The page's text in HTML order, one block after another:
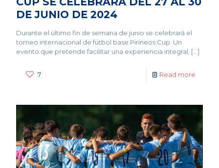
DE JUNIO DE 2024
Durante el último fin de semana de junio se celebrará el
torneo internacional de fútbol base Pirineos Cup. Un
evento que pretende facilitar una experiencia integral, […]
7 Read more